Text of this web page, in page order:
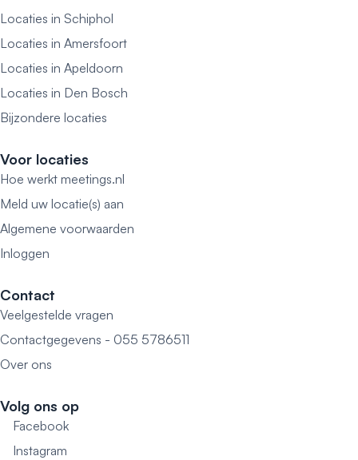
Locaties in Schiphol
Locaties in Amersfoort
Locaties in Apeldoorn
Locaties in Den Bosch
Bijzondere locaties
Voor locaties
Hoe werkt meetings.nl
Meld uw locatie(s) aan
Algemene voorwaarden
Inloggen
Contact
Veelgestelde vragen
Contactgegevens - 055 5786511
Over ons
Volg ons op
Facebook
Instagram